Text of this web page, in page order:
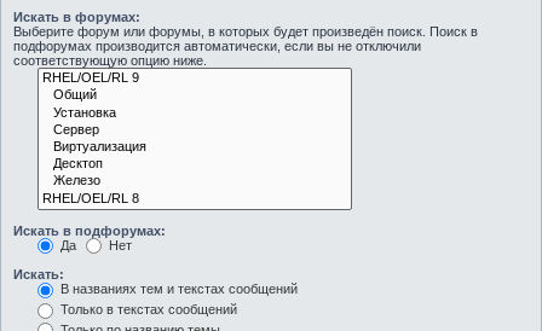
Искать в форумах:
Выберите форум или форумы, в которых будет произведён поиск. Поиск в
подфорумах производится автоматически, если вы не отключили
соответствующую опцию ниже.
Искать в подфорумах:
Да
Нет
Искать:
В названиях тем и текстах сообщений
Только в текстах сообщений